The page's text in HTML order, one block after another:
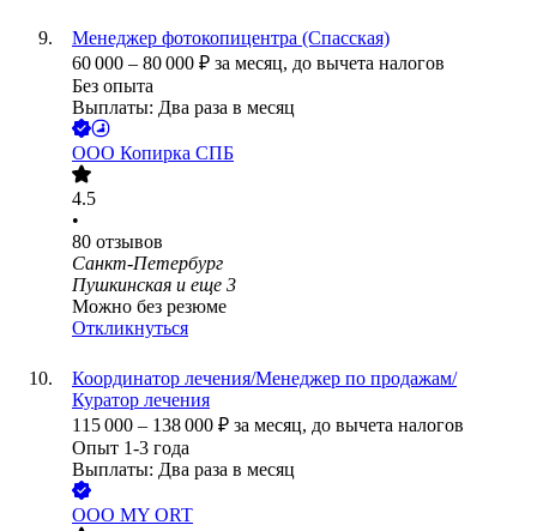
Менеджер фотокопицентра (Спасская)
60 000 – 80 000 ₽ за месяц, до вычета налогов
Без опыта
Выплаты: Два раза в месяц
ООО Копирка СПБ
4.5
•
80 отзывов
Санкт-Петербург
Пушкинская и еще 3
Можно без резюме
Откликнуться
Координатор лечения/Менеджер по продажам/
Куратор лечения
115 000 – 138 000 ₽ за месяц, до вычета налогов
Опыт 1-3 года
Выплаты: Два раза в месяц
ООО MY ORT